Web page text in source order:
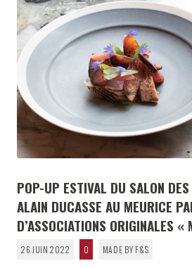
POP-UP ESTIVAL DU SALON
ALAIN DUCASSE AU MEURICE
D’ASSOCIATIONS ORIGINALES
26 JUIN 2022 0 MADE BY F&S